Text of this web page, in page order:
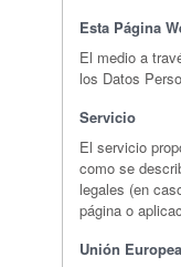
Esta Página
El medio a
los Datos
Servicio
El servicio
como se
legales (en
página o
Unión